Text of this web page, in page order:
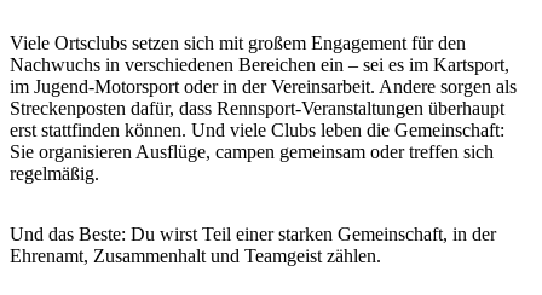
Viele Ortsclubs setzen sich mit großem Engagement für den
Nachwuchs in verschiedenen Bereichen ein – sei es im Kartsport,
im Jugend-Motorsport oder in der Vereinsarbeit. Andere sorgen als
Streckenposten dafür, dass Rennsport-Veranstaltungen überhaupt
erst stattfinden können. Und viele Clubs leben die Gemeinschaft:
Sie organisieren Ausflüge, campen gemeinsam oder treffen sich
regelmäßig.
Und das Beste: Du wirst Teil einer starken Gemeinschaft, in der
Ehrenamt, Zusammenhalt und Teamgeist zählen.